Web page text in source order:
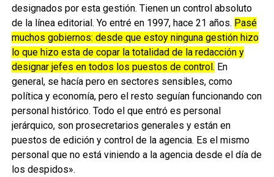
designados por esta gestión. Tienen un control absoluto
de la línea editorial. Yo entré en 1997, hace 21 años. Pasé
muchos gobiernos: desde que estoy ninguna gestión hizo
lo que hizo esta de copar la totalidad de la redacción y
designar jefes en todos los puestos de control. En
general, se hacía pero en sectores sensibles, como
política y economía, pero el resto seguían funcionando con
personal histórico. Todo el que entró es personal
jerárquico, son prosecretarios generales y están en
puestos de edición y control de la agencia. Es el mismo
personal que no está viniendo a la agencia desde el día de
los despidos».